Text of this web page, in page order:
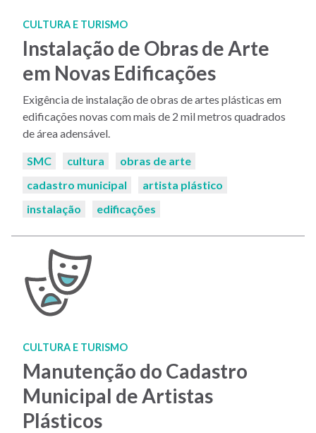
CULTURA E TURISMO
Instalação de Obras de Arte
em Novas Edificações
Exigência de instalação de obras de artes plásticas em
edificações novas com mais de 2 mil metros quadrados
de área adensável.
Palavras-
SMC cultura
obras de arte
cadastro municipal
artista plástico
instalação
edificações
CULTURA E TURISMO
Manutenção do Cadastro
Municipal de Artistas
Plásticos